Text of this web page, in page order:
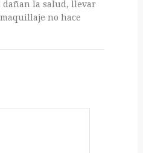
dañan la salud, llevar
no hace